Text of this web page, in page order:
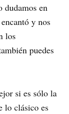
dudamos en
y nos
los
puedes
si es sólo la
lo clásico es